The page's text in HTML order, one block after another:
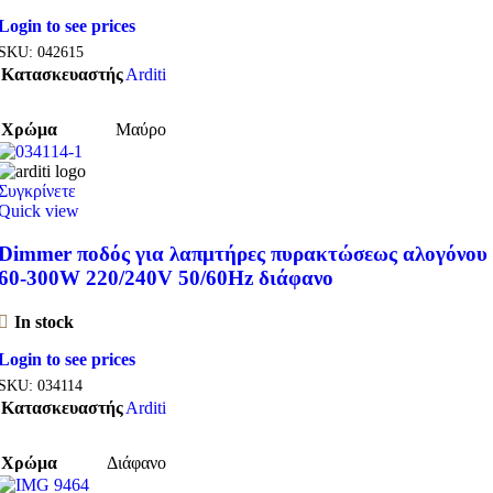
to see prices
042615
ΚατασκευαστήςArditi
Χρώμα Μαύρο
view
ποδός για λαπμτήρες πυρακτώσεως αλογόνου
300W 220/240V 50/60Hz διάφανο
In stock
to see prices
034114
ΚατασκευαστήςArditi
Χρώμα Διάφανο